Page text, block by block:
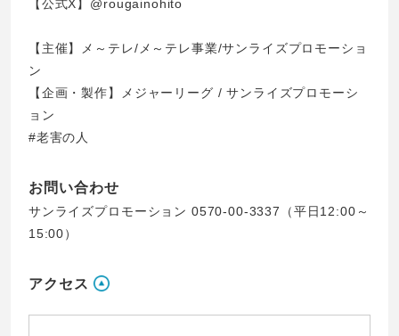
【公式X】 @rougainohito
【主催】メ～テレ/メ～テレ事業/サンライズプロモーショ
ン
【企画・製作】メジャーリーグ / サンライズプロモーシ
ョン
#老害の人
お問い合わせ
サンライズプロモーション 0570-00-3337（平日12:00～
15:00）
アクセス